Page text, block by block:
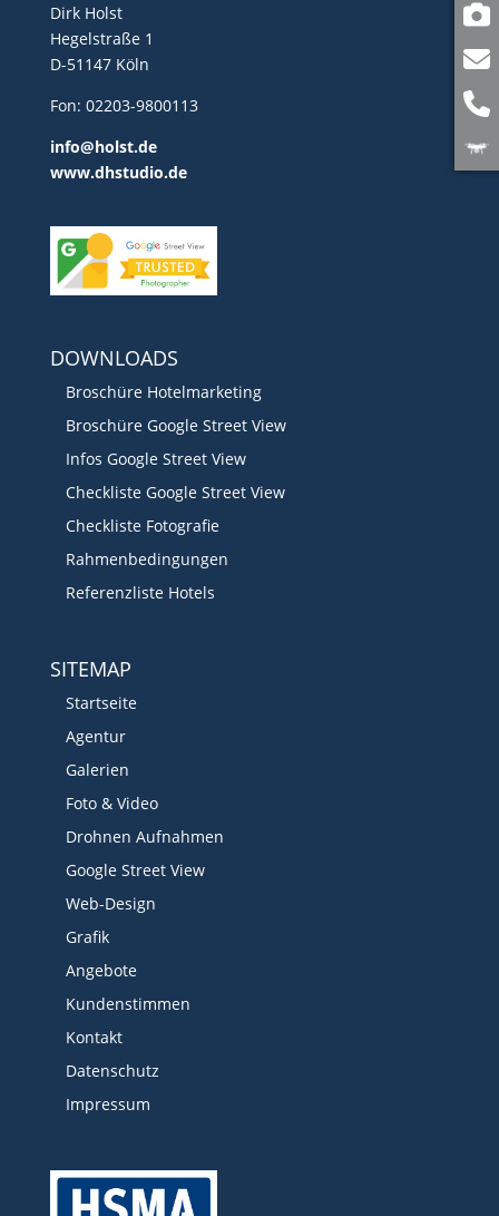
Dirk Holst
Hegelstraße 1
D-51147 Köln
Fon: 02203-9800113
info@holst.de
www.dhstudio.de
DOWNLOADS
Broschüre Hotelmarketing
Broschüre Google Street View
Infos Google Street View
Checkliste Google Street View
Checkliste Fotografie
Rahmenbedingungen
Referenzliste Hotels
SITEMAP
Startseite
Agentur
Galerien
Foto & Video
Drohnen Aufnahmen
Google Street View
Web-Design
Grafik
Angebote
Kundenstimmen
Kontakt
Datenschutz
Impressum